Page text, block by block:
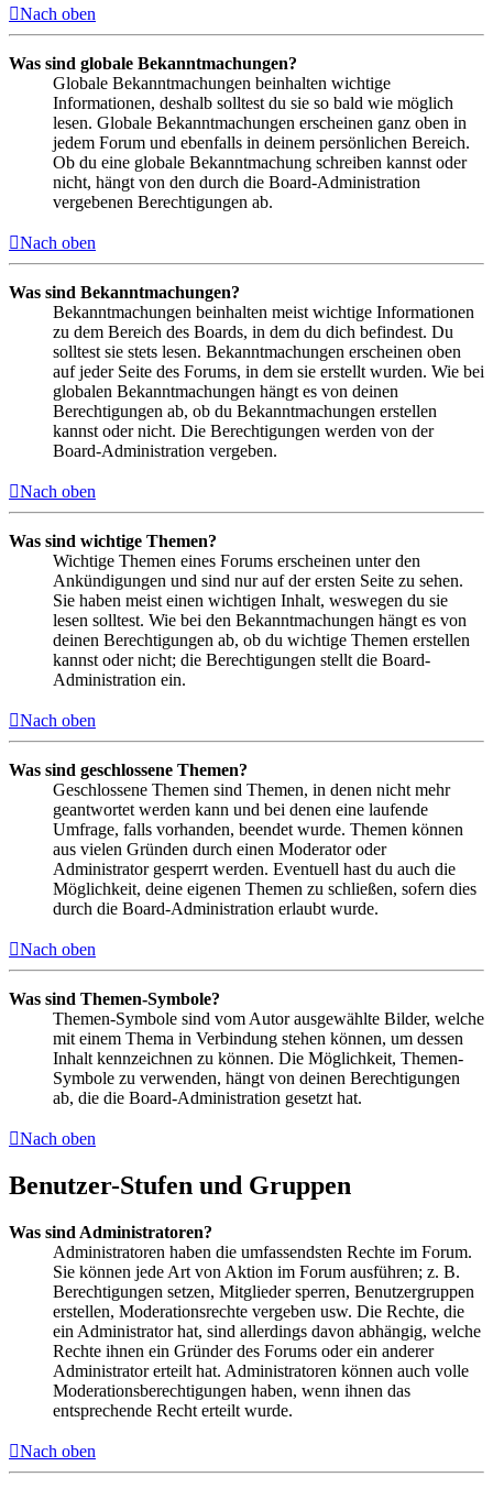
Nach oben
Was sind globale Bekanntmachungen?
Globale Bekanntmachungen beinhalten wichtige
Informationen, deshalb solltest du sie so bald wie möglich
lesen. Globale Bekanntmachungen erscheinen ganz oben in
jedem Forum und ebenfalls in deinem persönlichen Bereich.
Ob du eine globale Bekanntmachung schreiben kannst oder
nicht, hängt von den durch die Board-Administration
vergebenen Berechtigungen ab.
Nach oben
Was sind Bekanntmachungen?
Bekanntmachungen beinhalten meist wichtige Informationen
zu dem Bereich des Boards, in dem du dich befindest. Du
solltest sie stets lesen. Bekanntmachungen erscheinen oben
auf jeder Seite des Forums, in dem sie erstellt wurden. Wie bei
globalen Bekanntmachungen hängt es von deinen
Berechtigungen ab, ob du Bekanntmachungen erstellen
kannst oder nicht. Die Berechtigungen werden von der
Board-Administration vergeben.
Nach oben
Was sind wichtige Themen?
Wichtige Themen eines Forums erscheinen unter den
Ankündigungen und sind nur auf der ersten Seite zu sehen.
Sie haben meist einen wichtigen Inhalt, weswegen du sie
lesen solltest. Wie bei den Bekanntmachungen hängt es von
deinen Berechtigungen ab, ob du wichtige Themen erstellen
kannst oder nicht; die Berechtigungen stellt die Board-
Administration ein.
Nach oben
Was sind geschlossene Themen?
Geschlossene Themen sind Themen, in denen nicht mehr
geantwortet werden kann und bei denen eine laufende
Umfrage, falls vorhanden, beendet wurde. Themen können
aus vielen Gründen durch einen Moderator oder
Administrator gesperrt werden. Eventuell hast du auch die
Möglichkeit, deine eigenen Themen zu schließen, sofern dies
durch die Board-Administration erlaubt wurde.
Nach oben
Was sind Themen-Symbole?
Themen-Symbole sind vom Autor ausgewählte Bilder, welche
mit einem Thema in Verbindung stehen können, um dessen
Inhalt kennzeichnen zu können. Die Möglichkeit, Themen-
Symbole zu verwenden, hängt von deinen Berechtigungen
ab, die die Board-Administration gesetzt hat.
Nach oben
Benutzer-Stufen und Gruppen
Was sind Administratoren?
Administratoren haben die umfassendsten Rechte im Forum.
Sie können jede Art von Aktion im Forum ausführen; z. B.
Berechtigungen setzen, Mitglieder sperren, Benutzergruppen
erstellen, Moderationsrechte vergeben usw. Die Rechte, die
ein Administrator hat, sind allerdings davon abhängig, welche
Rechte ihnen ein Gründer des Forums oder ein anderer
Administrator erteilt hat. Administratoren können auch volle
Moderationsberechtigungen haben, wenn ihnen das
entsprechende Recht erteilt wurde.
Nach oben